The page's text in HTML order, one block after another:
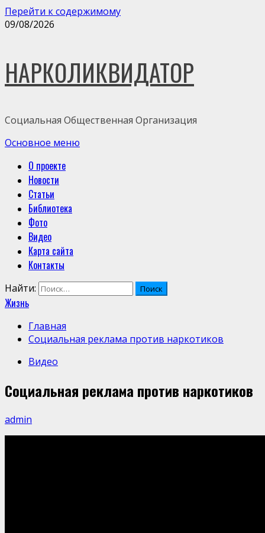
Перейти к содержимому
09/08/2026
НАРКОЛИКВИДАТОР
Социальная Общественная Организация
Основное меню
О проекте
Новости
Статьи
Библиотека
Фото
Видео
Карта сайта
Контакты
Найти:
Жизнь
Главная
Социальная реклама против наркотиков
Видео
Социальная реклама против наркотиков
admin